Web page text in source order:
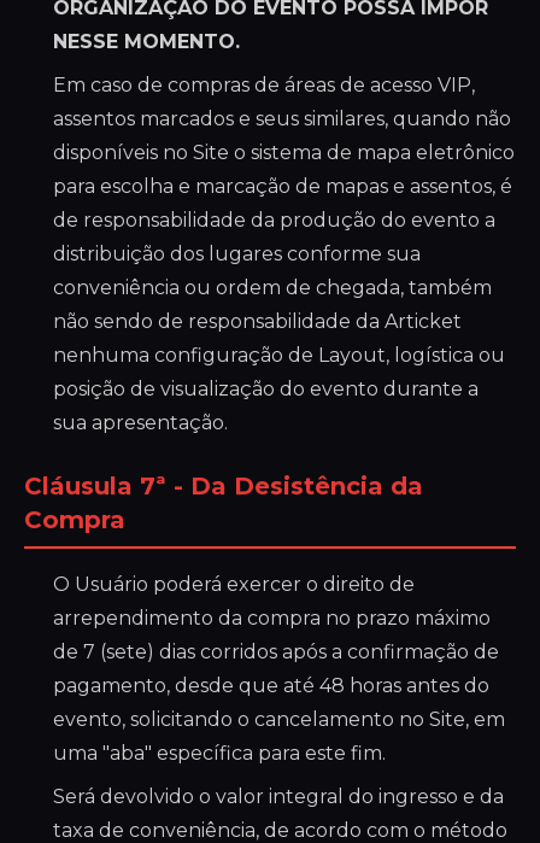
ORGANIZAÇÃO DO EVENTO POSSA IMPOR
NESSE MOMENTO.
Em caso de compras de áreas de acesso VIP,
assentos marcados e seus similares, quando não
disponíveis no Site o sistema de mapa eletrônico
para escolha e marcação de mapas e assentos, é
de responsabilidade da produção do evento a
distribuição dos lugares conforme sua
conveniência ou ordem de chegada, também
não sendo de responsabilidade da Articket
nenhuma configuração de Layout, logística ou
posição de visualização do evento durante a
sua apresentação.
Cláusula 7ª - Da Desistência da
Compra
O Usuário poderá exercer o direito de
arrependimento da compra no prazo máximo
de 7 (sete) dias corridos após a confirmação de
pagamento, desde que até 48 horas antes do
evento, solicitando o cancelamento no Site, em
uma "aba" específica para este fim.
Será devolvido o valor integral do ingresso e da
taxa de conveniência, de acordo com o método